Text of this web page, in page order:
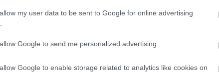
my user data to be sent to Google for online advertising
Google to send me personalized advertising.
Google to enable storage related to analytics like cookies on